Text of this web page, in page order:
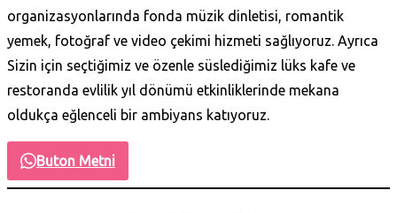
organizasyonlarında fonda müzik dinletisi, romantik
yemek, fotoğraf ve video çekimi hizmeti sağlıyoruz. Ayrıca
Sizin için seçtiğimiz ve özenle süslediğimiz lüks kafe ve
restoranda evlilik yıl dönümü etkinliklerinde mekana
oldukça eğlenceli bir ambiyans katıyoruz.
Buton Metni